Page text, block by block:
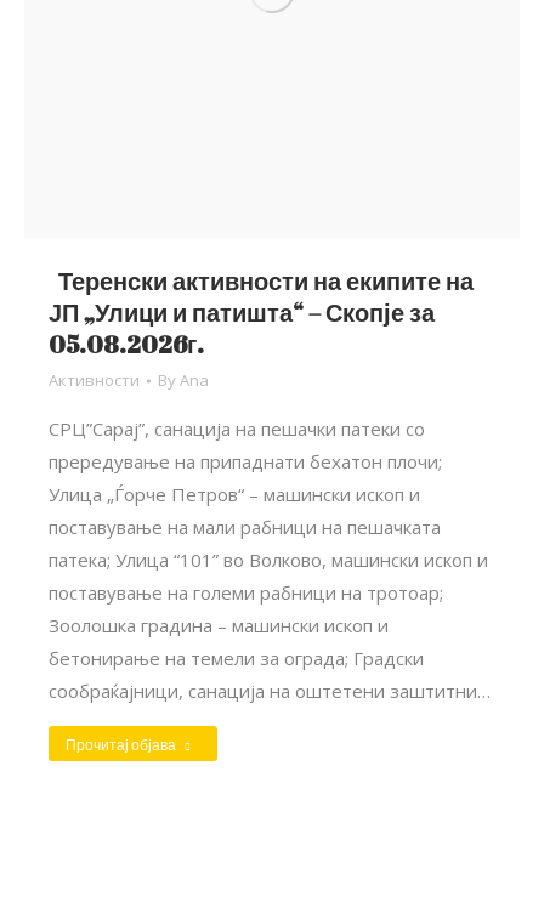
Теренски активности на екипите на
ЈП „Улици и патишта“ – Скопје за
05.08.2026г.
Активности By Ana
СРЦ”Сарај”, санација на пешачки патеки со
прередување на припаднати бехатон плочи;
Улица „Ѓорче Петров“ – машински ископ и
поставување на мали рабници на пешачката
патека; Улица “101” во Волково, машински ископ и
поставување на големи рабници на тротоар;
Зоолошка градина – машински ископ и
бетонирање на темели за ограда; Градски
сообраќајници, санација на оштетени заштитни…
Прочитај објава